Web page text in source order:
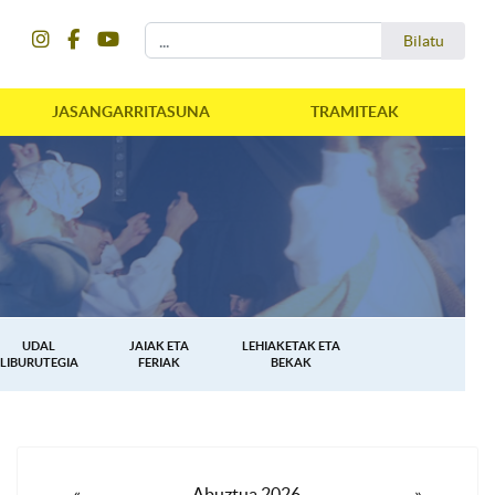
Bilatu
JASANGARRITASUNA TRAMITEAK
UDAL
LIBURUTEGIA
JAIAK ETA
FERIAK
LEHIAKETAK ETA
BEKAK